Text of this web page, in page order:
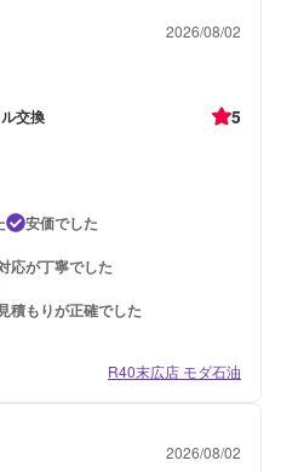
2026/08/02
交換 5
安価でした
応が丁寧でした
見積もりが正確でした
R40末広店 モダ石油
2026/08/02